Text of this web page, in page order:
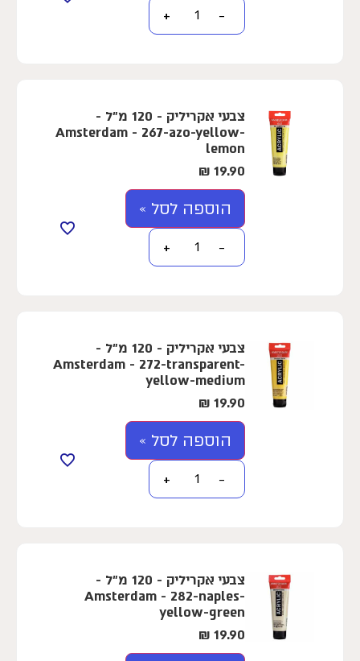
−
+
צבעי אקריליק - 120 מ"ל -
Amsterdam - 267-azo-yellow-
lemon
19.90
₪
הוספה לסל »
−
+
צבעי אקריליק - 120 מ"ל -
Amsterdam - 272-transparent-
yellow-medium
19.90
₪
הוספה לסל »
−
+
צבעי אקריליק - 120 מ"ל -
Amsterdam - 282-naples-
yellow-green
19.90
₪